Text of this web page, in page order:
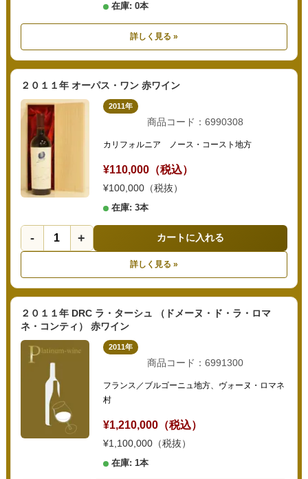
在庫: 0本
詳しく見る »
２０１１年 オーパス・ワン 赤ワイン
2011年
商品コード：6990308
カリフォルニア ノース・コースト地方
¥110,000（税込）
¥100,000（税抜）
在庫: 3本
- + カートに入れる
詳しく見る »
２０１１年 DRC ラ・ターシュ （ドメーヌ・ド・ラ・ロマ
ネ・コンティ） 赤ワイン
2011年
商品コード：6991300
フランス／ブルゴーニュ地方、ヴォーヌ・ロマネ
村
¥1,210,000（税込）
¥1,100,000（税抜）
在庫: 1本